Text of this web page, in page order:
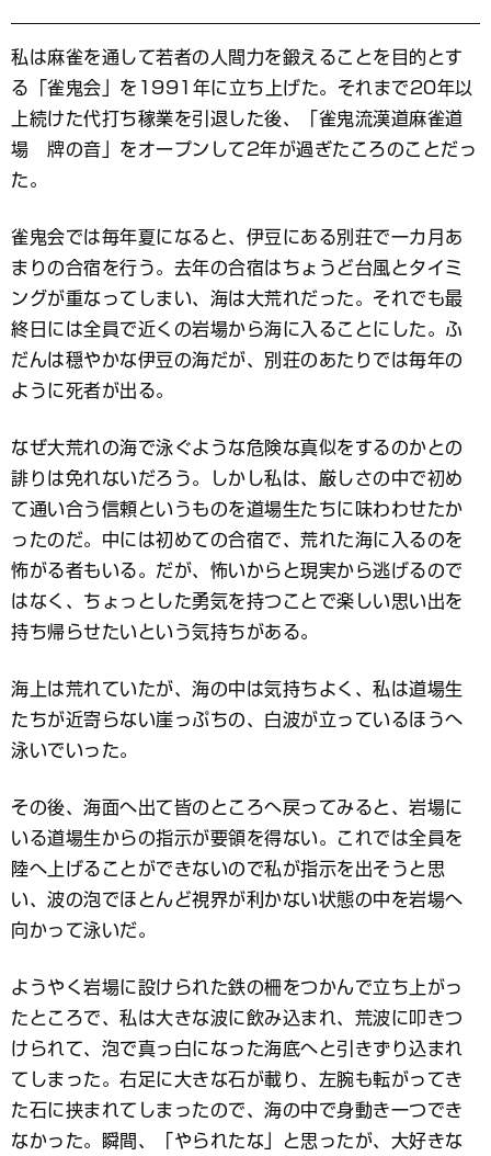
私は麻雀を通して若者の人間力を鍛えることを目的とす
る「雀鬼会」を1991年に立ち上げた。それまで20年以
上続けた代打ち稼業を引退した後、「雀鬼流漢道麻雀道
場 牌の音」をオープンして2年が過ぎたころのことだっ
た。
雀鬼会では毎年夏になると、伊豆にある別荘で一カ月あ
まりの合宿を行う。去年の合宿はちょうど台風とタイミ
ングが重なってしまい、海は大荒れだった。それでも最
終日には全員で近くの岩場から海に入ることにした。ふ
だんは穏やかな伊豆の海だが、別荘のあたりでは毎年の
ように死者が出る。
なぜ大荒れの海で泳ぐような危険な真似をするのかとの
誹りは免れないだろう。しかし私は、厳しさの中で初め
て通い合う信頼というものを道場生たちに味わわせたか
ったのだ。中には初めての合宿で、荒れた海に入るのを
怖がる者もいる。だが、怖いからと現実から逃げるので
はなく、ちょっとした勇気を持つことで楽しい思い出を
持ち帰らせたいという気持ちがある。
海上は荒れていたが、海の中は気持ちよく、私は道場生
たちが近寄らない崖っぷちの、白波が立っているほうへ
泳いでいった。
その後、海面へ出て皆のところへ戻ってみると、岩場に
いる道場生からの指示が要領を得ない。これでは全員を
陸へ上げることができないので私が指示を出そうと思
い、波の泡でほとんど視界が利かない状態の中を岩場へ
向かって泳いだ。
ようやく岩場に設けられた鉄の柵をつかんで立ち上がっ
たところで、私は大きな波に飲み込まれ、荒波に叩きつ
けられて、泡で真っ白になった海底へと引きずり込まれ
てしまった。右足に大きな石が載り、左腕も転がってき
た石に挟まれてしまったので、海の中で身動き一つでき
なかった。瞬間、「やられたな」と思ったが、大好きな